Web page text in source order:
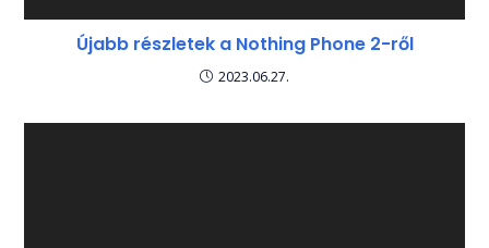
Újabb részletek a Nothing Phone 2-ről
2023.06.27.